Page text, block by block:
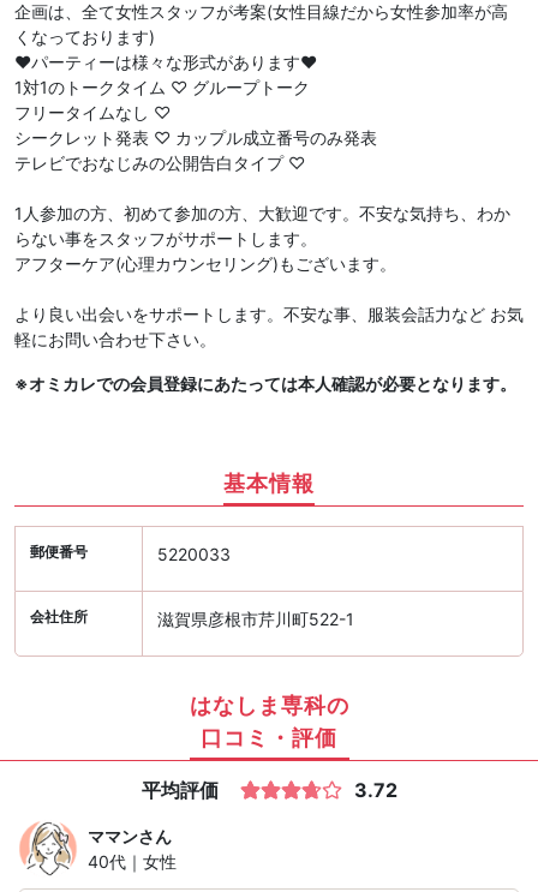
企画は、全て女性スタッフが考案(女性目線だから女性参加率が高
くなっております)
❤︎パーティーは様々な形式があります❤︎
1対1のトークタイム ♡ グループトーク
フリータイムなし ♡
シークレット発表 ♡ カップル成立番号のみ発表
テレビでおなじみの公開告白タイプ ♡
1人参加の方、初めて参加の方、大歓迎です。不安な気持ち、わか
らない事をスタッフがサポートします。
アフターケア(心理カウンセリング)もございます。
より良い出会いをサポートします。不安な事、服装会話力など お気
軽にお問い合わせ下さい。
※オミカレでの会員登録にあたっては本人確認が必要となります。
基本情報
郵便番号 5220033
会社住所 滋賀県彦根市芹川町522-1
はなしま専科の
口コミ・評価
平均評価 3.72
ママンさん
40代｜女性